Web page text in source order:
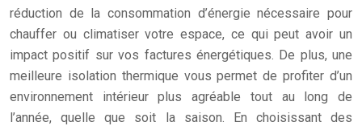
réduction de la consommation d’énergie nécessaire pour
chauffer ou climatiser votre espace, ce qui peut avoir un
impact positif sur vos factures énergétiques. De plus, une
meilleure isolation thermique vous permet de profiter d’un
environnement intérieur plus agréable tout au long de
l’année, quelle que soit la saison. En choisissant des